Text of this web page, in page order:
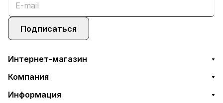
Подписаться
Интернет-магазин
Компания
Информация